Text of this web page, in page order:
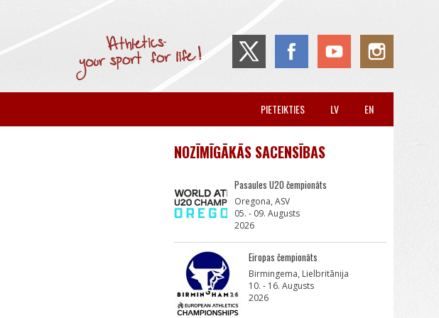
EN
LV
PIETEIKTIES
NOZĪMĪGĀKĀS SACENSĪBAS
Pasaules U20 čempionāts
Oregona, ASV
05. - 09. Augusts
2026
Eiropas čempionāts
Birmingema, Lielbritānija
10. - 16. Augusts
2026